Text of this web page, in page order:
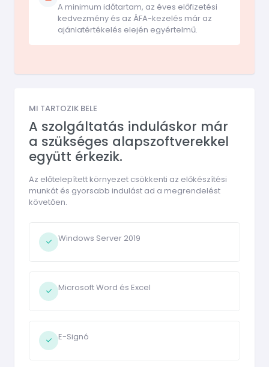
A minimum időtartam, az éves előfizetési
kedvezmény és az ÁFA-kezelés már az
ajánlatértékelés elején egyértelmű.
MI TARTOZIK BELE
A szolgáltatás induláskor már
a szükséges alapszoftverekkel
együtt érkezik.
Az előtelepített környezet csökkenti az előkészítési
munkát és gyorsabb indulást ad a megrendelést
követően.
Windows Server 2019
Microsoft Word és Excel
E-Signó